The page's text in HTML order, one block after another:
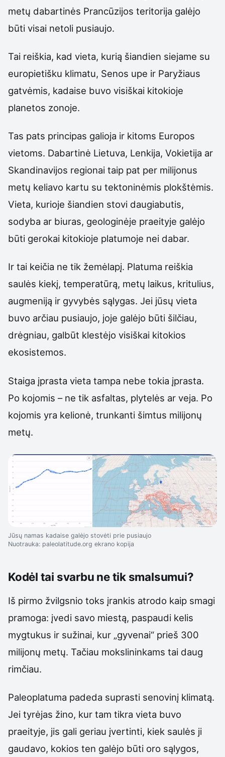
metų dabartinės Prancūzijos teritorija galėjo
būti visai netoli pusiaujo.
Tai reiškia, kad vieta, kurią šiandien siejame su
europietišku klimatu, Senos upe ir Paryžiaus
gatvėmis, kadaise buvo visiškai kitokioje
planetos zonoje.
Tas pats principas galioja ir kitoms Europos
vietoms. Dabartinė Lietuva, Lenkija, Vokietija ar
Skandinavijos regionai taip pat per milijonus
metų keliavo kartu su tektoninėmis plokštėmis.
Vieta, kurioje šiandien stovi daugiabutis,
sodyba ar biuras, geologinėje praeityje galėjo
būti gerokai kitokioje platumoje nei dabar.
Ir tai keičia ne tik žemėlapį. Platuma reiškia
saulės kiekį, temperatūrą, metų laikus, kritulius,
augmeniją ir gyvybės sąlygas. Jei jūsų vieta
buvo arčiau pusiaujo, joje galėjo būti šilčiau,
drėgniau, galbūt klestėjo visiškai kitokios
ekosistemos.
Staiga įprasta vieta tampa nebe tokia įprasta.
Po kojomis – ne tik asfaltas, plytelės ar veja. Po
kojomis yra kelionė, trunkanti šimtus milijonų
metų.
Jūsų namas kadaise galėjo stovėti prie pusiaujo
Nuotrauka: paleolatitude.org ekrano kopija
Kodėl tai svarbu ne tik smalsumui?
Iš pirmo žvilgsnio toks įrankis atrodo kaip smagi
pramoga: įvedi savo miestą, paspaudi kelis
mygtukus ir sužinai, kur „gyvenai“ prieš 300
milijonų metų. Tačiau mokslininkams tai daug
rimčiau.
Paleoplatuma padeda suprasti senovinį klimatą.
Jei tyrėjas žino, kur tam tikra vieta buvo
praeityje, jis gali geriau įvertinti, kiek saulės ji
gaudavo, kokios ten galėjo būti oro sąlygos,